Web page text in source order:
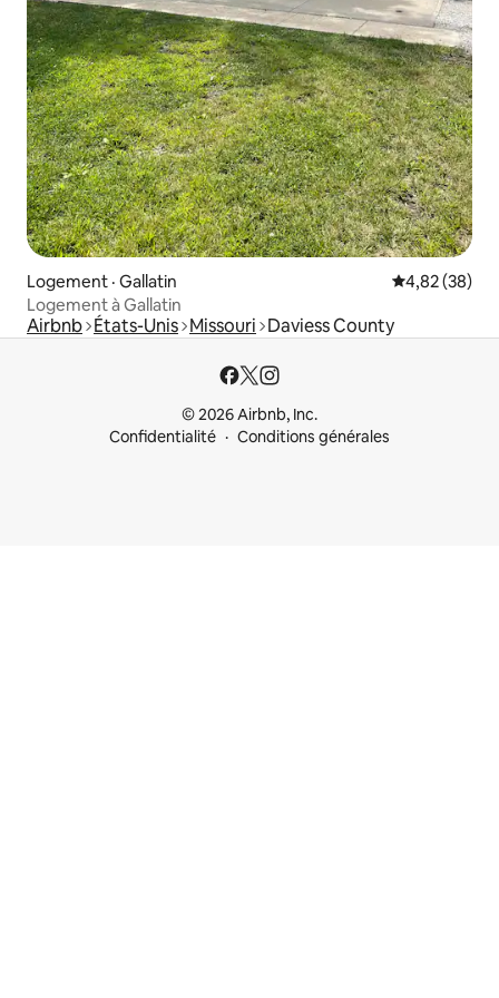
Logement · Gallatin Note
4,82 (38)
Logement à Gallatin
Airbnb États-Unis Missouri Daviess County
© 2026 Airbnb, Inc.
Confidentialité
Conditions générales